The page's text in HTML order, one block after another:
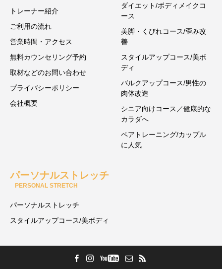
トレーナー紹介
ご利用の流れ
営業時間・アクセス
無料カウンセリング予約
取材などのお問い合わせ
プライバシーポリシー
会社概要
ダイエット/ボディメイクコ
ース
美脚・くびれコース/歪み改
善
スタイルアップコース/美ボ
ディ
バルクアップコース/男性の
肉体改造
シニア向けコース／健康的な
カラダへ
ペアトレーニング/カップル
に人気
パーソナルストレッチ
PERSONAL STRETCH
パーソナルストレッチ
スタイルアップコース/美ボディ